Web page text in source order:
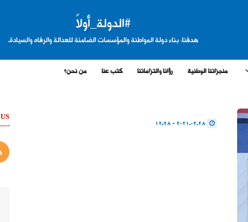
منجزاتنا الوطنية رؤانا والتزاماتنا كتب عنا من نحن؟